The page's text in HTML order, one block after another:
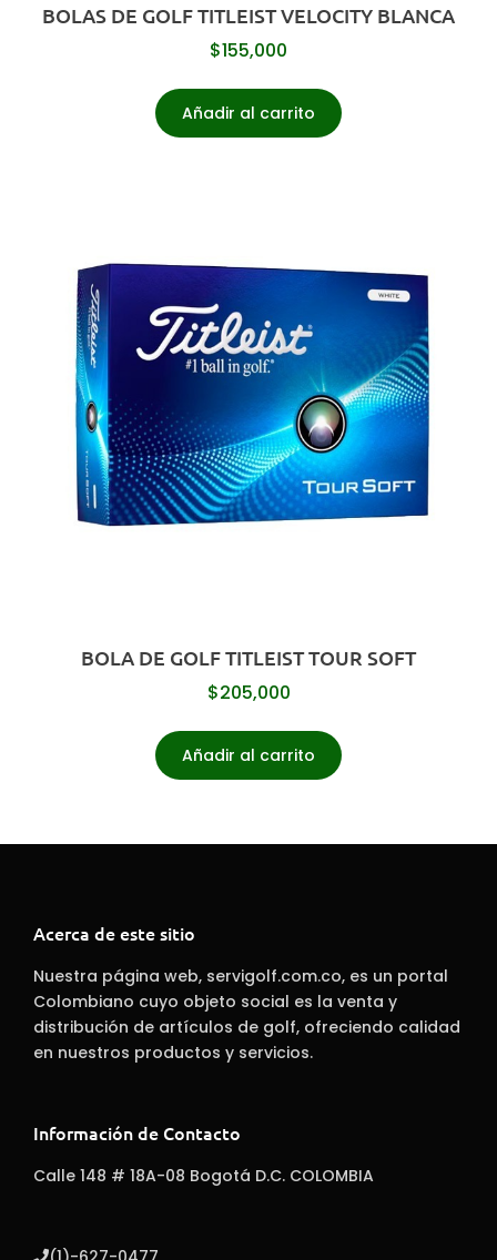
BOLAS DE GOLF TITLEIST VELOCITY BLANCA
$155,000
Añadir al carrito
BOLA DE GOLF TITLEIST TOUR SOFT
$205,000
Añadir al carrito
Acerca de este sitio
Nuestra página web, servigolf.com.co, es un portal
Colombiano cuyo objeto social es la venta y
distribución de artículos de golf, ofreciendo calidad
en nuestros productos y servicios.
Información de Contacto
Calle 148 # 18A-08 Bogotá D.C. COLOMBIA